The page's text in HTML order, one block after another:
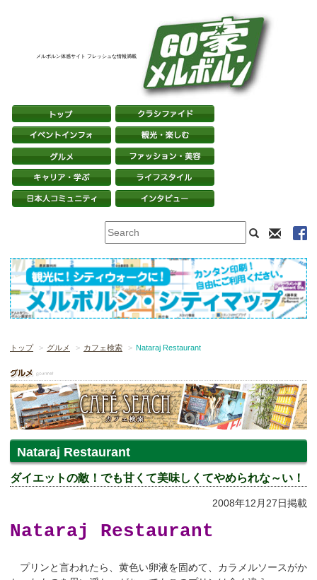
メルボルン体感サイト フレッシュな情報満載
トップ グルメ カフェ検索 Nataraj Restaurant
Nataraj Restaurant
ダイエットの敵！でも甘くて美味しくてやめられな～い！
2008年12月27日掲載
Nataraj Restaurant
プリンと言われたら、黄色い卵液を固めて、カラメルソースがか